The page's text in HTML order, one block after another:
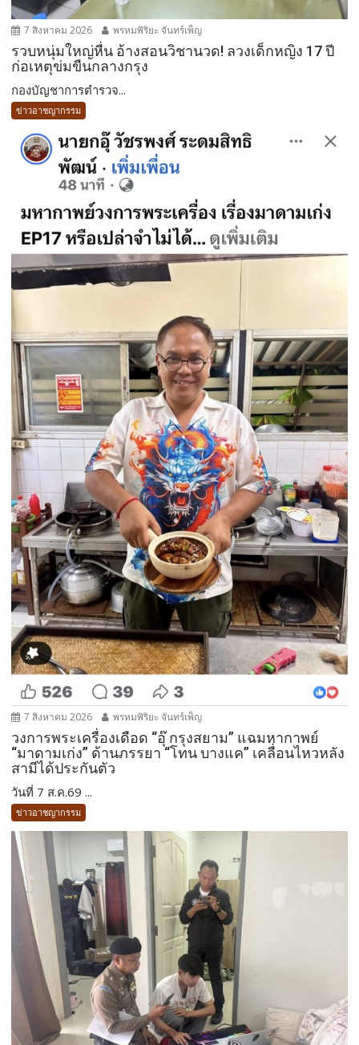
7 สิงหาคม 2026 พรหมพิริยะ จันทร์เพ็ญ
รวบหนุ่มใหญ่หื่น อ้างสอนวิชานวด! ลวงเด็กหญิง 17 ปี
ก่อเหตุข่มขืนกลางกรุง
กองบัญชาการตำรวจ...
ข่าวอาชญากรรม
7 สิงหาคม 2026 พรหมพิริยะ จันทร์เพ็ญ
วงการพระเครื่องเดือด “อุ๊ กรุงสยาม” แฉมหากาพย์
“มาดามเก่ง” ด้านภรรยา “โทน บางแค” เคลื่อนไหวหลัง
สามีได้ประกันตัว
วันที่ 7 ส.ค.69 ...
ข่าวอาชญากรรม